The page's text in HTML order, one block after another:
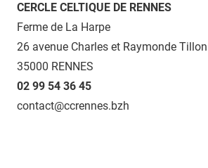
CERCLE CELTIQUE DE RENNES
Ferme de La Harpe
26 avenue Charles et Raymonde Tillon
35000 RENNES
02 99 54 36 45
contact@ccrennes.bzh